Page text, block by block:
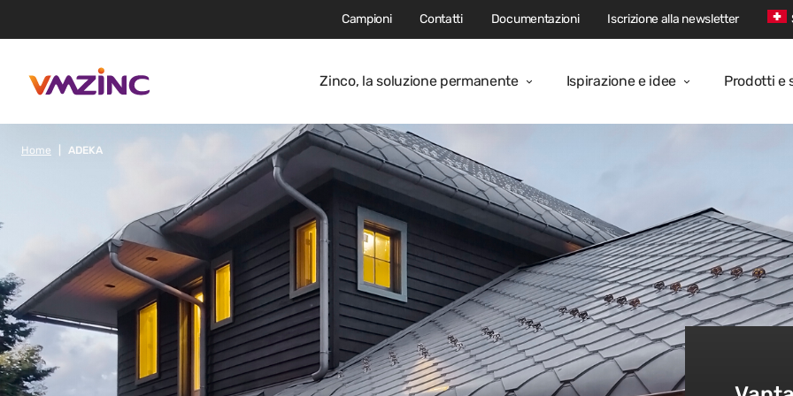
Zinco, la soluzione permanente Ispirazione e idee Prodotti e
Campioni Contatti Documentazioni Iscrizione alla newsletter
Home ADEKA